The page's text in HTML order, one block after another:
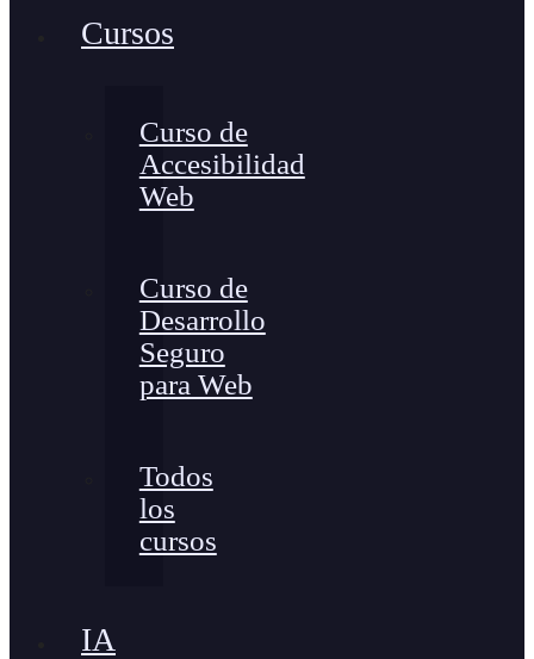
Cursos
Curso de
Accesibilidad
Web
Curso de
Desarrollo
Seguro
para Web
Todos
los
cursos
IA